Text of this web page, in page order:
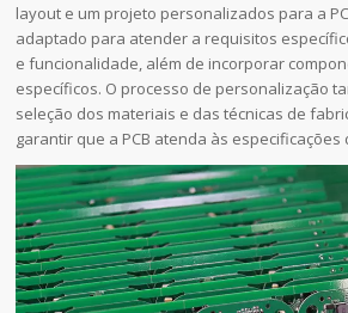
layout e um projeto personalizados para a
adaptado para atender a requisitos
e funcionalidade, além de incorporar
específicos. O processo de personalização
seleção dos materiais e das técnicas de
garantir que a PCB atenda às especificações